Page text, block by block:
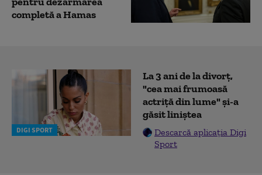
completă a Hamas
DIGI SPORT
La 3 ani de la divorț,
"cea mai frumoasă
actriță din lume" și-a
găsit liniștea
Descarcă aplicația Digi
Sport